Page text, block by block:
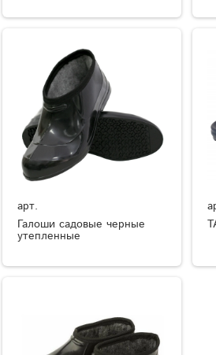
арт.
Галоши садовые черные
утепленные